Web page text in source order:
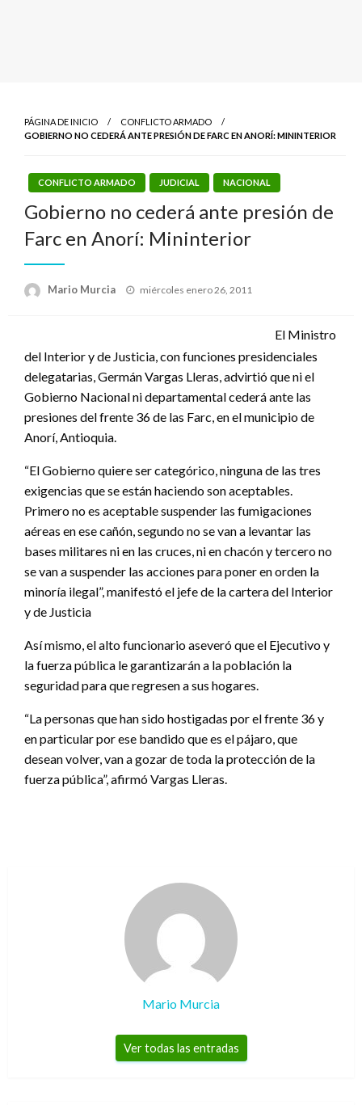
PÁGINA DE INICIO
CONFLICTO ARMADO
GOBIERNO NO CEDERÁ ANTE PRESIÓN DE FARC EN ANORÍ: MININTERIOR
CONFLICTO ARMADO JUDICIAL NACIONAL
Gobierno no cederá ante presión de
Farc en Anorí: Mininterior
Mario Murcia
Publicado
miércoles enero 26, 2011
El Ministro
del Interior y de Justicia, con funciones presidenciales
delegatarias, Germán Vargas Lleras, advirtió que ni el
Gobierno Nacional ni departamental cederá ante las
presiones del frente 36 de las Farc, en el municipio de
Anorí, Antioquia.
“El Gobierno quiere ser categórico, ninguna de las tres
exigencias que se están haciendo son aceptables.
Primero no es aceptable suspender las fumigaciones
aéreas en ese cañón, segundo no se van a levantar las
bases militares ni en las cruces, ni en chacón y tercero no
se van a suspender las acciones para poner en orden la
minoría ilegal”, manifestó el jefe de la cartera del Interior
y de Justicia
Así mismo, el alto funcionario aseveró que el Ejecutivo y
la fuerza pública le garantizarán a la población la
seguridad para que regresen a sus hogares.
“La personas que han sido hostigadas por el frente 36 y
en particular por ese bandido que es el pájaro, que
desean volver, van a gozar de toda la protección de la
fuerza pública”, afirmó Vargas Lleras.
Mario Murcia
Ver todas las entradas